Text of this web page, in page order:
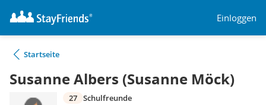
Einloggen
Startseite
Susanne Albers (Susanne Möck)
27 Schulfreunde